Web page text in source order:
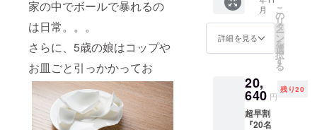
家の中でボールで暴れるの
は日常。。。
さらに、5歳の娘はコップや
お皿ごと引っかかってお
ザイン
は剥が
れ防止
のため
ティン
グ）
φ257×
H50mm
重さ：
350g 生
産地：
皿 サイ
ズ：
φ275×
H11mm
重さ：
月
詳細を見る
こ
の
リ
タ
ー
ン
を
選
択
す
る
20,
640 円
残り20
超早割
『20名